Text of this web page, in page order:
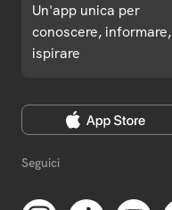
Un'app unica per
conoscere, informare,
ispirare
Seguici